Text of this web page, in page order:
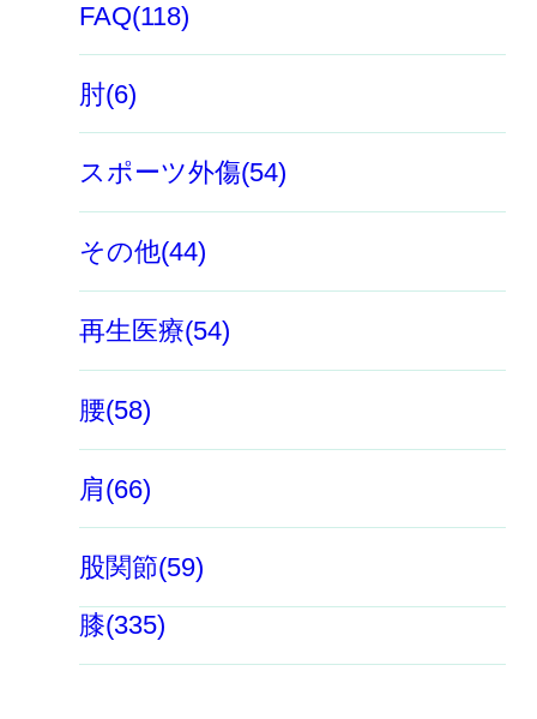
FAQ(118)
肘(6)
スポーツ外傷(54)
その他(44)
再生医療(54)
腰(58)
肩(66)
股関節(59)
膝(335)